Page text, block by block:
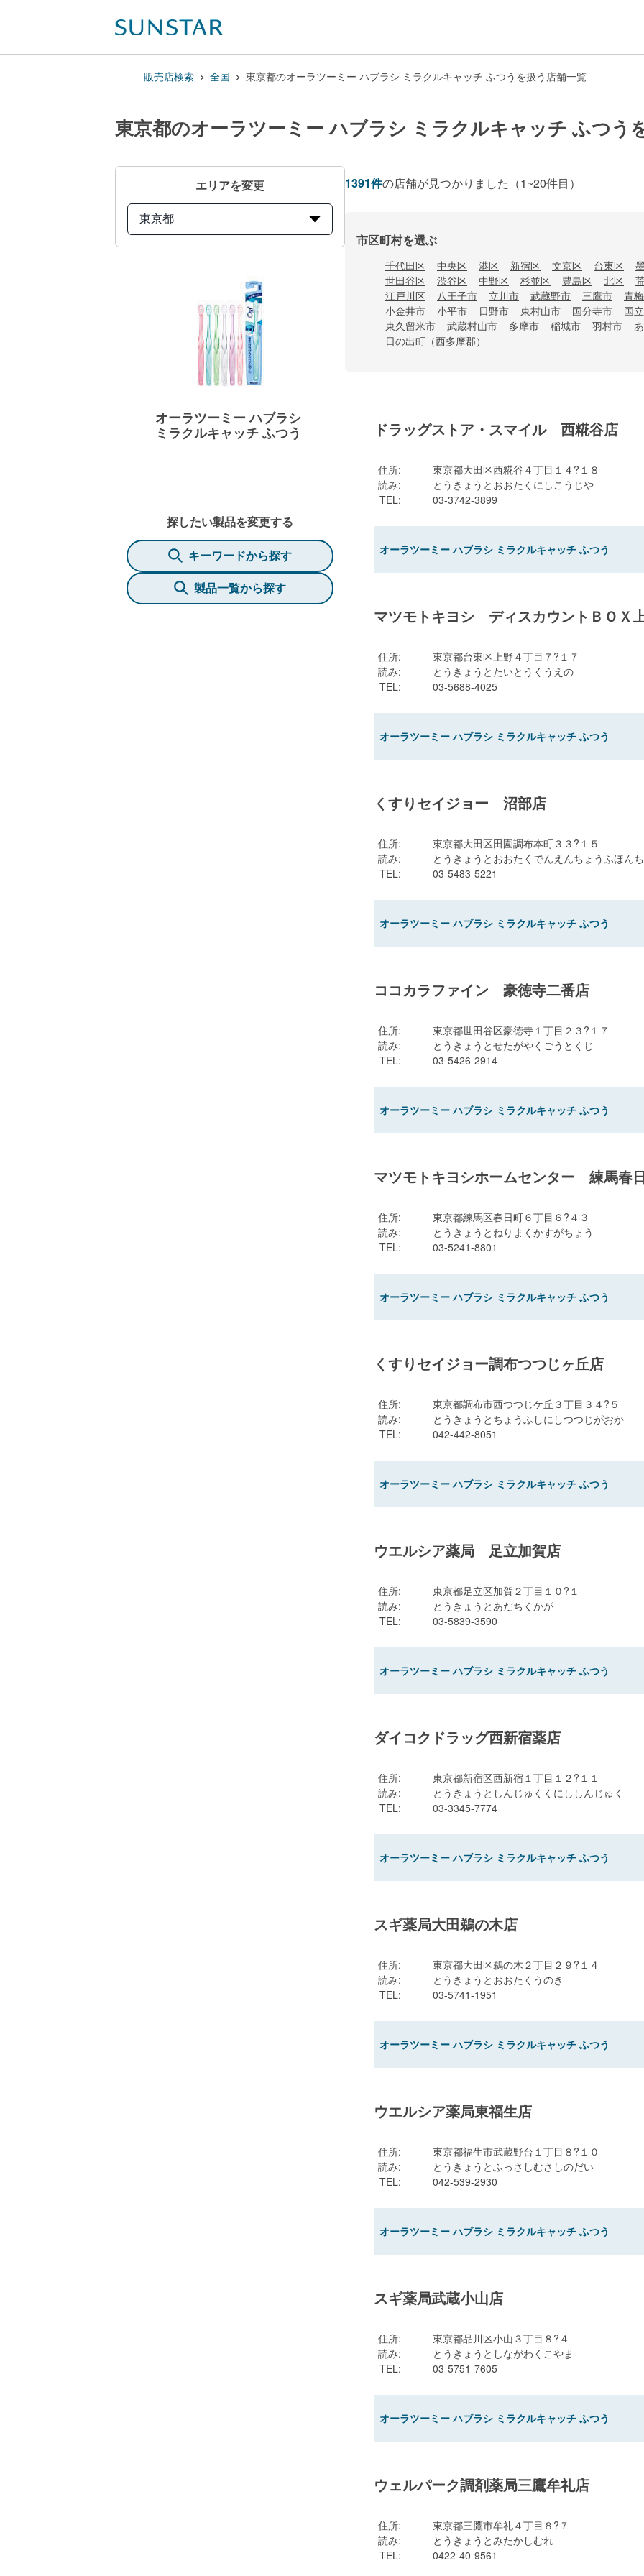
販売店検索 全国 東京都のオーラツーミー ハブラシ ミラクルキャッチ ふつうを扱う店舗一覧
東京都のオーラツーミー ハブラシ ミラクルキャッチ ふつう
エリアを変更
東京都
オーラツーミー ハブラシ
ミラクルキャッチ ふつう
探したい製品を変更する
キーワードから探す
製品一覧から探す
1391件の店舗が見つかりました （1~20件目）
市区町村を選ぶ
千代田区 中央区 港区 新宿区 文京区 台東区
世田谷区
渋谷区 中野区 杉並区 豊島区 北区
江戸川区
八王子市 立川市 武蔵野市 三鷹市
青
小金井市
小平市 日野市 東村山市 国分寺市
国
東久留米市
武蔵村山市 多摩市 稲城市 羽村市
日の出町（西多摩郡）
ドラッグストア・スマイル 西糀谷店
住所:
東京都大田区西糀谷４丁目１４?１８
読み:
とうきょうとおおたくにしこうじや
TEL: 03-3742-3899
オーラツーミー ハブラシ ミラクルキャッチ ふつう
マツモトキヨシ ディスカウントＢＯＸ
住所:
東京都台東区上野４丁目７?１７
読み:
とうきょうとたいとうくうえの
TEL: 03-5688-4025
オーラツーミー ハブラシ ミラクルキャッチ ふつう
くすりセイジョー 沼部店
住所:
東京都大田区田園調布本町３３?１５
読み:
とうきょうとおおたくでんえんちょうふほん
TEL: 03-5483-5221
オーラツーミー ハブラシ ミラクルキャッチ ふつう
ココカラファイン 豪徳寺二番店
住所:
東京都世田谷区豪徳寺１丁目２３?１７
読み:
とうきょうとせたがやくごうとくじ
TEL: 03-5426-2914
オーラツーミー ハブラシ ミラクルキャッチ ふつう
マツモトキヨシホームセンター 練馬春
住所:
東京都練馬区春日町６丁目６?４３
読み:
とうきょうとねりまくかすがちょう
TEL: 03-5241-8801
オーラツーミー ハブラシ ミラクルキャッチ ふつう
くすりセイジョー調布つつじヶ丘店
住所:
東京都調布市西つつじケ丘３丁目３４?５
読み:
とうきょうとちょうふしにしつつじがおか
TEL: 042-442-8051
オーラツーミー ハブラシ ミラクルキャッチ ふつう
ウエルシア薬局 足立加賀店
住所:
東京都足立区加賀２丁目１０?１
読み:
とうきょうとあだちくかが
TEL: 03-5839-3590
オーラツーミー ハブラシ ミラクルキャッチ ふつう
ダイコクドラッグ西新宿薬店
住所:
東京都新宿区西新宿１丁目１２?１１
読み:
とうきょうとしんじゅくくにししんじゅく
TEL: 03-3345-7774
オーラツーミー ハブラシ ミラクルキャッチ ふつう
スギ薬局大田鵜の木店
住所:
東京都大田区鵜の木２丁目２９?１４
読み:
とうきょうとおおたくうのき
TEL: 03-5741-1951
オーラツーミー ハブラシ ミラクルキャッチ ふつう
ウエルシア薬局東福生店
住所:
東京都福生市武蔵野台１丁目８?１０
読み:
とうきょうとふっさしむさしのだい
TEL: 042-539-2930
オーラツーミー ハブラシ ミラクルキャッチ ふつう
スギ薬局武蔵小山店
住所:
東京都品川区小山３丁目８?４
読み:
とうきょうとしながわくこやま
TEL: 03-5751-7605
オーラツーミー ハブラシ ミラクルキャッチ ふつう
ウェルパーク調剤薬局三鷹牟礼店
住所:
東京都三鷹市牟礼４丁目８?７
読み:
とうきょうとみたかしむれ
TEL: 0422-40-9561